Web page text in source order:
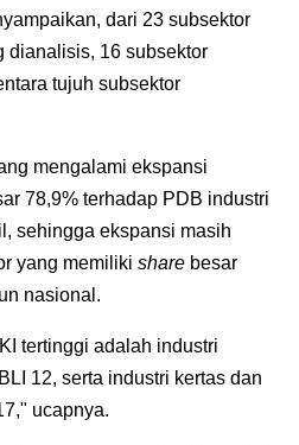
dari 23 subsektor
dianalisis, 16 subsektor
tujuh subsektor
mengalami ekspansi
78,9% terhadap PDB industri
sehingga ekspansi masih
yang memiliki share besar
nasional.
tertinggi adalah industri
12, serta industri kertas dan
ucapnya.